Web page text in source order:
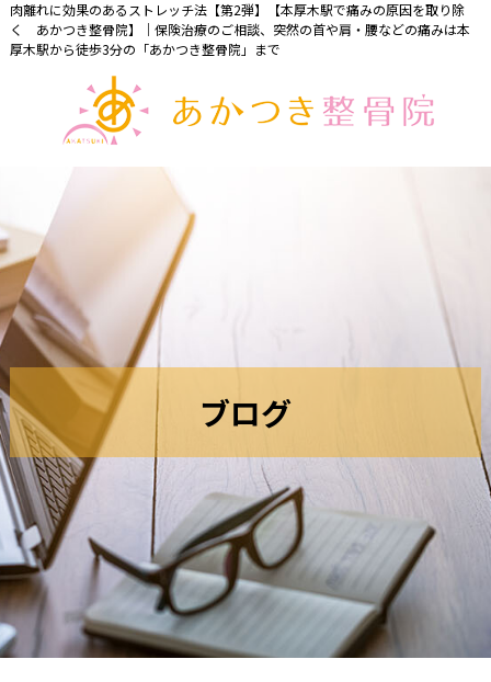
肉離れに効果のあるストレッチ法【第2弾】【本厚木駅で痛みの原因を取り除
く あかつき整骨院】｜保険治療のご相談、突然の首や肩・腰などの痛みは本
厚木駅から徒歩3分の「あかつき整骨院」まで
ブログ